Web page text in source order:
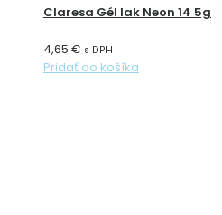
Claresa Gél lak Neon 14 5g
4,65 € s DPH
Pridať do košíka